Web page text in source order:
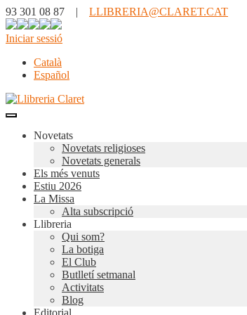
93 301 08 87 | LLIBRERIA@CLARET.CAT
Iniciar sessió
Català
Español
Novetats
Novetats religioses
Novetats generals
Els més venuts
Estiu 2026
La Missa
Alta subscripció
Llibreria
Qui som?
La botiga
El Club
Butlletí setmanal
Activitats
Blog
Editorial